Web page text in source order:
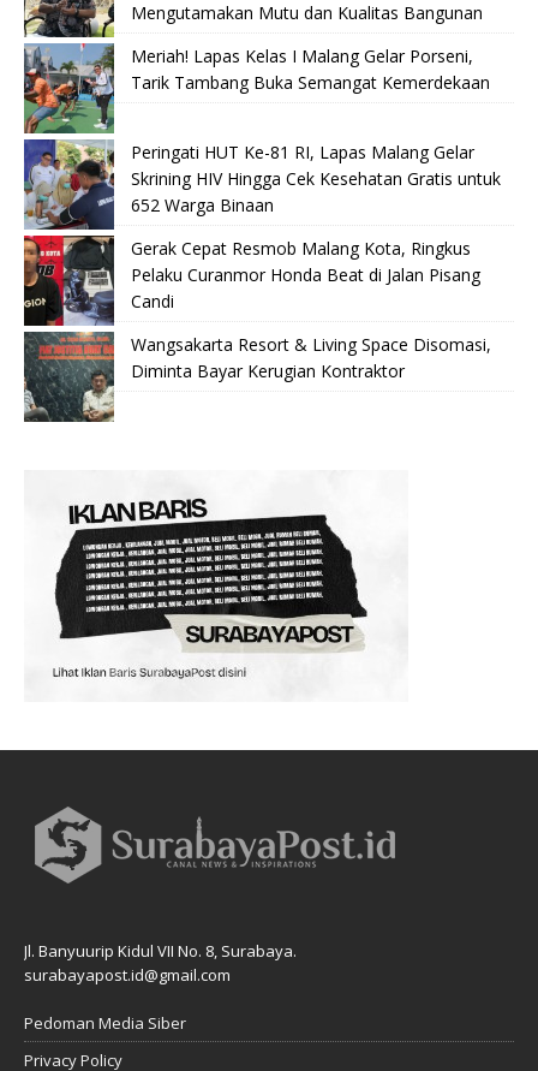
Mengutamakan Mutu dan Kualitas Bangunan
Meriah! Lapas Kelas I Malang Gelar Porseni,
Tarik Tambang Buka Semangat Kemerdekaan
Peringati HUT Ke-81 RI, Lapas Malang Gelar
Skrining HIV Hingga Cek Kesehatan Gratis untuk
652 Warga Binaan
Gerak Cepat Resmob Malang Kota, Ringkus
Pelaku Curanmor Honda Beat di Jalan Pisang
Candi
Wangsakarta Resort & Living Space Disomasi,
Diminta Bayar Kerugian Kontraktor
Jl. Banyuurip Kidul VII No. 8, Surabaya.
surabayapost.id@gmail.com
Pedoman Media Siber
Privacy Policy